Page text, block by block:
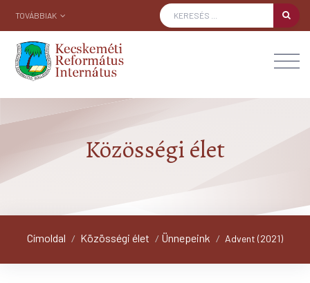
TOVÁBBIAK
Közösségi élet
Címoldal / Közösségi élet / Ünnepeink / Advent (2021)